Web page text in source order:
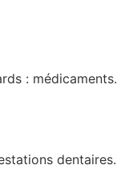
: médicaments.
dentaires.